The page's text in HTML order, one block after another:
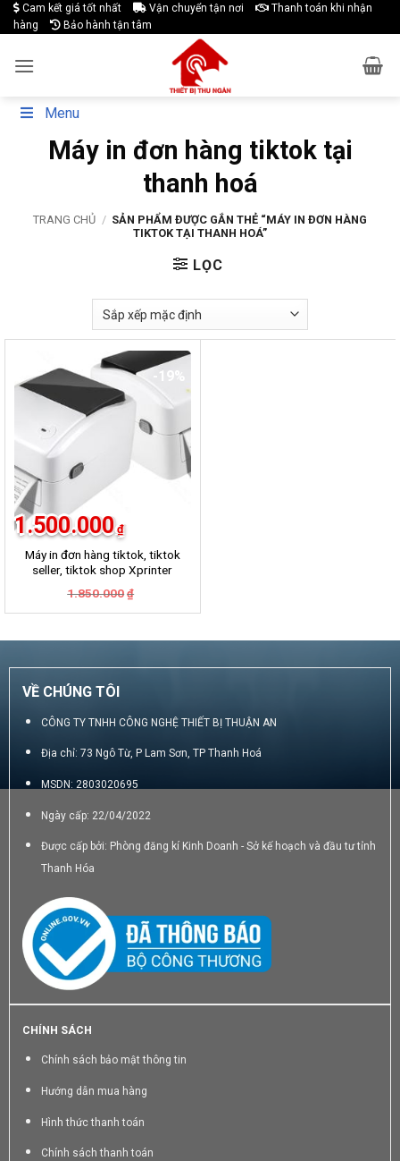
Skip
to
Cam kết giá tốt nhất Vận chuyển tận nơi
Thanh toán khi nhận
hàng
Bảo hành tận tâm
Menu
Máy in đơn hàng tiktok tại
thanh hoá
TRANG CHỦ / SẢN PHẨM ĐƯỢC GẮN THẺ “MÁY IN ĐƠN HÀNG
TIKTOK TẠI THANH HOÁ”
LỌC
-19%
Máy in đơn hàng tiktok, tiktok
seller, tiktok shop Xprinter
1.850.000 ₫
là:
1.500.000 ₫
tại
1.500.000₫.
VỀ CHÚNG TÔI
CÔNG TY TNHH CÔNG NGHỆ THIẾT BỊ THUẬN AN
Địa chỉ: 73 Ngô Từ, P Lam Sơn, TP Thanh Hoá
MSDN: 2803020695
Ngày cấp: 22/04/2022
Được cấp bởi: Phòng đăng kí Kinh Doanh - Sở kế hoạch và đầu tư tỉnh
Thanh Hóa
CHÍNH SÁCH
Chính sách bảo mật thông tin
Hướng dẫn mua hàng
Hình thức thanh toán
Chính sách thanh toán